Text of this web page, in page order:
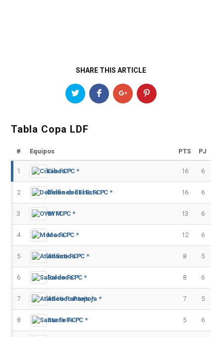
SHARE THIS ARTICLE
Tabla Copa LDF
# Equipos PTS PJ
1 Cibao FC * 16 6
2 Delfines del Este FC * 16 6
3 OYM FC * 13 6
4 Moca FC * 12 6
5 Atlántico FC * 8 5
6 Salcedo FC * 8 6
7 Atlético Pantoja * 7 5
8 Santa Fe FC * 5 6